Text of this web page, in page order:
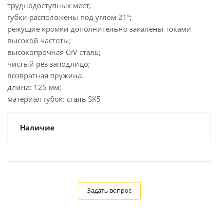
труднодоступных мест;
губки расположены под углом 21°;
режущие кромки дополнительно закалены токами
высокой частоты;
высокопрочная CrV сталь;
чистый рез заподлицо;
возвратная пружина.
длина: 125 мм;
материал губок: сталь SK5
Наличие
Задать вопрос